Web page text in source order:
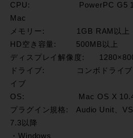
CPU: PowerPC G5
Mac
メモリー: 1GB RAM以上
HD空き容量: 500MB以上
ディスプレイ解像度:
ドライブ: コンボドライブも
イブ
OS: Mac OS X
プラグイン規格: Audio Unit、
7.3以降
・Windows